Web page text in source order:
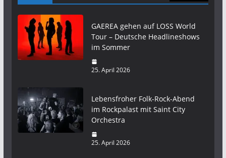
GAEREA gehen auf LOSS World
Tour – Deutsche Headlineshows
im Sommer
25. April 2026
Lebensfroher Folk-Rock-Abend
im Rockpalast mit Saint City
Orchestra
25. April 2026